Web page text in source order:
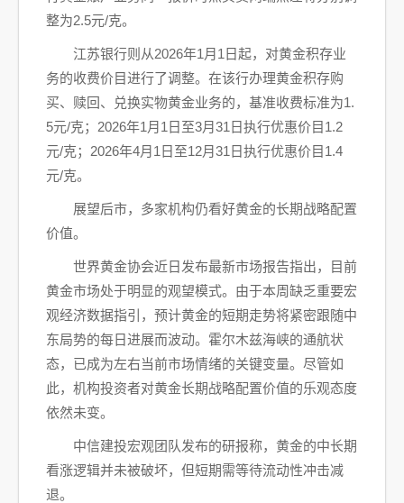
整为2.5元/克。
江苏银行则从2026年1月1日起，对黄金积存业
务的收费价目进行了调整。在该行办理黄金积存购
买、赎回、兑换实物黄金业务的，基准收费标准为1.
5元/克；2026年1月1日至3月31日执行优惠价目1.2
元/克；2026年4月1日至12月31日执行优惠价目1.4
元/克。
展望后市，多家机构仍看好黄金的长期战略配置
价值。
世界黄金协会近日发布最新市场报告指出，目前
黄金市场处于明显的观望模式。由于本周缺乏重要宏
观经济数据指引，预计黄金的短期走势将紧密跟随中
东局势的每日进展而波动。霍尔木兹海峡的通航状
态，已成为左右当前市场情绪的关键变量。尽管如
此，机构投资者对黄金长期战略配置价值的乐观态度
依然未变。
中信建投宏观团队发布的研报称，黄金的中长期
看涨逻辑并未被破坏，但短期需等待流动性冲击减
退。